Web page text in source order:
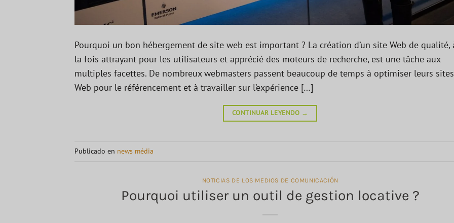
Pourquoi un bon hébergement de site web est important ? La création d’un site Web de qualité,
la fois attrayant pour les utilisateurs et apprécié des moteurs de recherche, est une tâche aux
multiples facettes. De nombreux webmasters passent beaucoup de temps à optimiser leurs sites
Web pour le référencement et à travailler sur l’expérience […]
CONTINUAR LEYENDO →
Publicado en news média
NOTICIAS DE LOS MEDIOS DE COMUNICACIÓN
Pourquoi utiliser un outil de gestion locative ?